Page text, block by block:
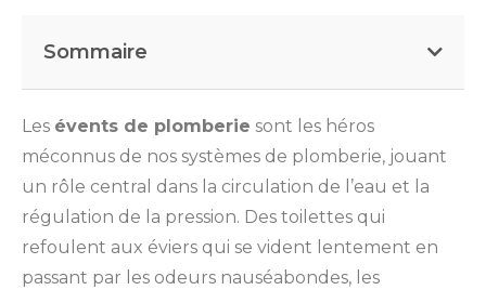
Sommaire
Les évents de plomberie sont les héros
méconnus de nos systèmes de plomberie, jouant
un rôle central dans la circulation de l’eau et la
régulation de la pression. Des toilettes qui
refoulent aux éviers qui se vident lentement en
passant par les odeurs nauséabondes, les